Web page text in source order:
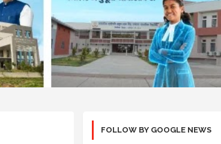
FOLLOW BY GOOGLE NEWS